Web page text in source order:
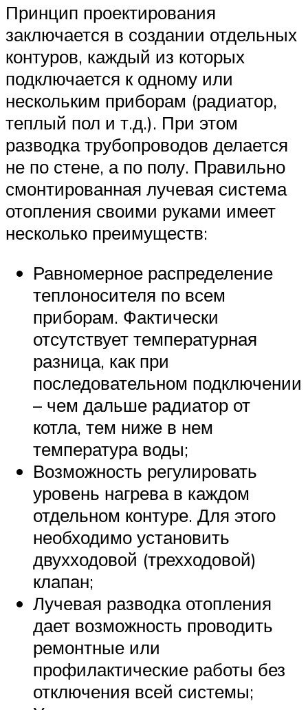
Принцип проектирования
заключается в создании отдельных
контуров, каждый из которых
подключается к одному или
нескольким приборам (радиатор,
теплый пол и т.д.). При этом
разводка трубопроводов делается
не по стене, а по полу. Правильно
смонтированная лучевая система
отопления своими руками имеет
несколько преимуществ:
Равномерное распределение
теплоносителя по всем
приборам. Фактически
отсутствует температурная
разница, как при
последовательном подключении
– чем дальше радиатор от
котла, тем ниже в нем
температура воды;
Возможность регулировать
уровень нагрева в каждом
отдельном контуре. Для этого
необходимо установить
двухходовой (трехходовой)
клапан;
Лучевая разводка отопления
дает возможность проводить
ремонтные или
профилактические работы без
отключения всей системы;